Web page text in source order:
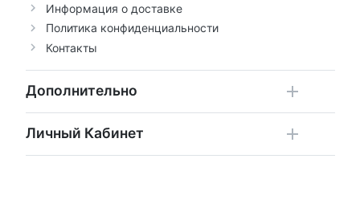
Информация о доставке
Политика конфиденциальности
Контакты
Дополнительно
Личный Кабинет